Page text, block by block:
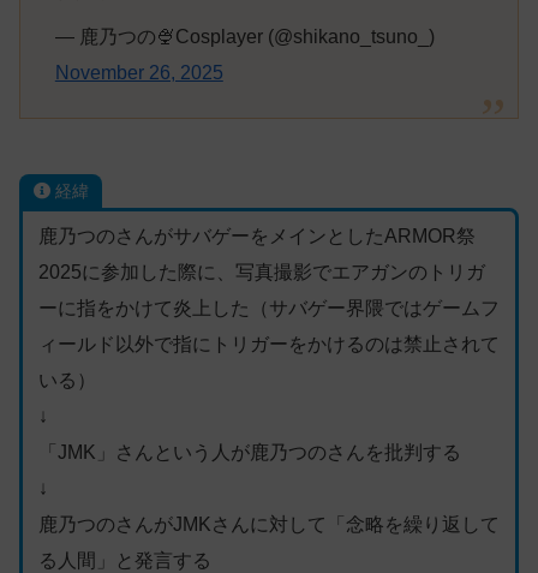
— 鹿乃つの🍨Cosplayer (@shikano_tsuno_)
November 26, 2025
経緯
鹿乃つのさんがサバゲーをメインとしたARMOR祭
2025に参加した際に、写真撮影でエアガンのトリガ
ーに指をかけて炎上した（サバゲー界隈ではゲームフ
ィールド以外で指にトリガーをかけるのは禁止されて
いる）
↓
「JMK」さんという人が鹿乃つのさんを批判する
↓
鹿乃つのさんがJMKさんに対して「念略を繰り返して
る人間」と発言する